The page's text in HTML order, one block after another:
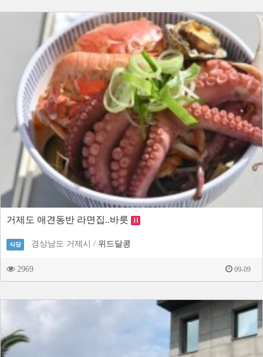
거제도 애견동반 라면집..바릇 H
식당 경상남도 거제시 / 위드달콩
2969 09-09